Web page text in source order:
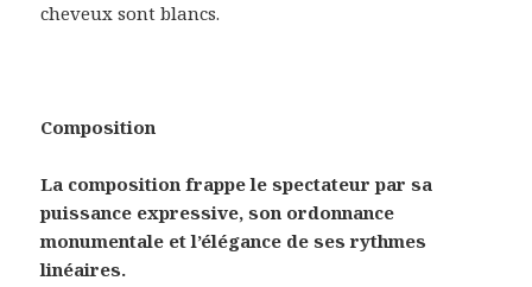
cheveux sont blancs.
Composition
La composition frappe le spectateur par sa
puissance expressive, son ordonnance
monumentale et l’élégance de ses rythmes
linéaires.